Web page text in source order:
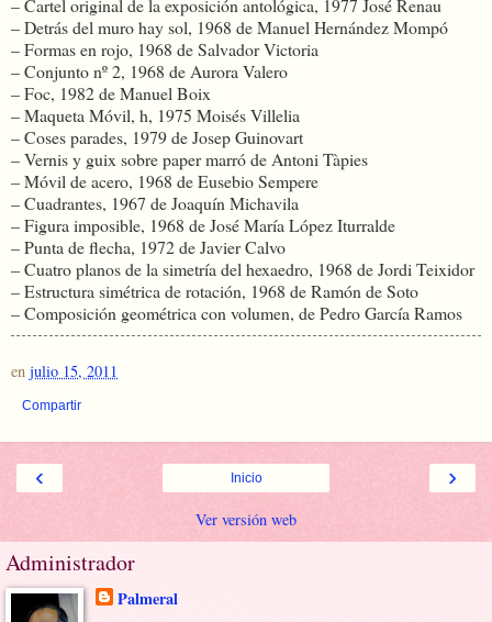
– Cartel original de la exposición antológica, 1977 José Renau
– Detrás del muro hay sol, 1968 de Manuel Hernández Mompó
– Formas en rojo, 1968 de Salvador Victoria
– Conjunto nº 2, 1968 de Aurora Valero
– Foc, 1982 de Manuel Boix
– Maqueta Móvil, h, 1975 Moisés Villelia
– Coses parades, 1979 de Josep Guinovart
– Vernis y guix sobre paper marró de Antoni Tàpies
– Móvil de acero, 1968 de Eusebio Sempere
– Cuadrantes, 1967 de Joaquín Michavila
– Figura imposible, 1968 de José María López Iturralde
– Punta de flecha, 1972 de Javier Calvo
– Cuatro planos de la simetría del hexaedro, 1968 de Jordi Teixidor
– Estructura simétrica de rotación, 1968 de Ramón de Soto
– Composición geométrica con volumen, de Pedro García Ramos
en julio 15, 2011
Compartir
‹ ›
Inicio
Ver versión web
Administrador
Palmeral